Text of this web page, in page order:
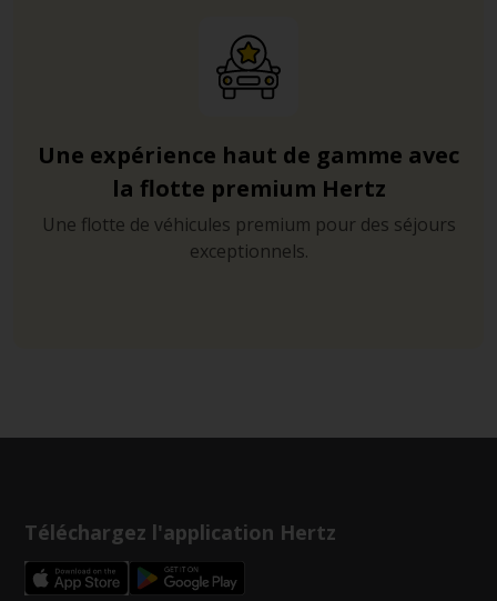
Une expérience haut de gamme avec
la flotte premium Hertz
Une flotte de véhicules premium pour des séjours
exceptionnels.
Téléchargez l'application Hertz